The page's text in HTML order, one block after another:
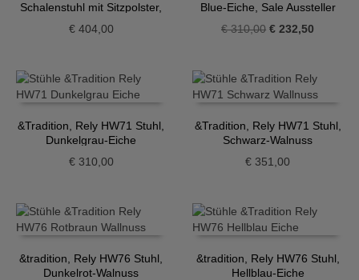
Schalenstuhl mit Sitzpolster,
€404,00
Blue-Eiche, Sale Aussteller
€310,00 Ursprünglicher
€ 310,00
€ 232,50
€
&Tradition, Rely HW71 Stuhl,
Dunkelgrau-Eiche
€310,00
&Tradition, Rely HW71 Stuhl,
Schwarz-Walnuss
€ 351,00
&tradition, Rely HW76 Stuhl,
Dunkelrot-Walnuss
&tradition, Rely HW76 Stuhl,
Hellblau-Eiche